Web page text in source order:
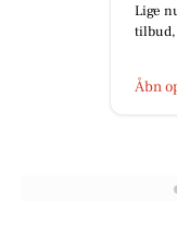
Lige
tilbud,
Åbn